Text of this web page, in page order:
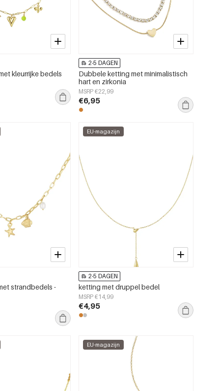
kleurrijke bedels
2-5 DAGEN
Dubbele ketting met minimalistisch
hart en zirkonia
MSRP €22,99
€6,95
strandbedels -
EU-magazijn
2-5 DAGEN
ketting met druppel bedel
MSRP €14,99
€4,95
EU-magazijn